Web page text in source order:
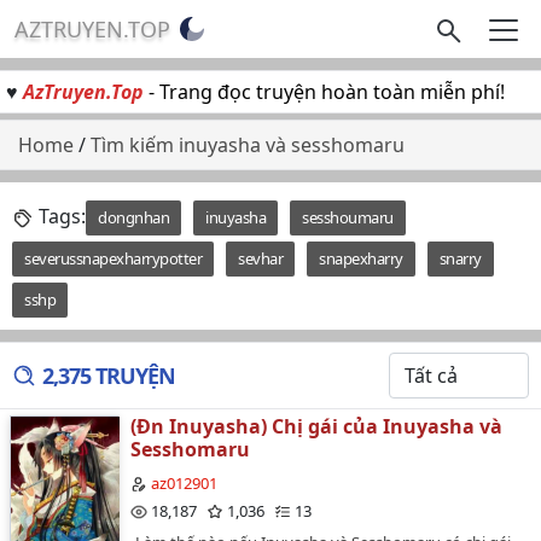
AZTRUYEN.TOP
♥AzTruyen.Top - Trang đọc truyện hoàn toàn miễn phí!
Home/Tìm kiếm inuyasha và sesshomaru
Tags: dongnhan inuyasha
sesshoumaru
severussnapexharrypotter
sevhar snapexharry
snarry
sshp
2,375 TRUYỆN
(Đn Inuyasha) Chị gái của Inuyasha và
Sesshomaru
az012901
18,187
1,036
13